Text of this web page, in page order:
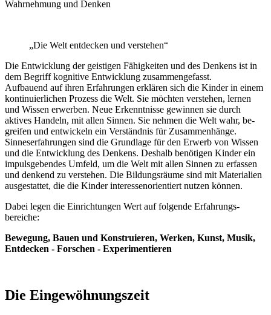
Wahrnehmung und Denken
„Die Welt entdecken und verstehen“
Die Entwicklung der geistigen Fähig­keiten und des Denkens ist in
dem Begriff kognitive Ent­wicklung zusammen­gefasst.
Aufbauend auf ihren Erfahr­ungen er­klären sich die Kinder in einem
kontinuier­lichen Prozess die Welt. Sie möchten ver­ste­hen, ler­nen
und Wissen erwerben. Neue Erkennt­nisse gewin­nen sie durch
aktives Handeln, mit allen Sinnen. Sie nehmen die Welt wahr, be­
greifen und entwickeln ein Ver­ständnis für Zu­sammen­hänge.
Sinnes­erfahr­ungen sind die Grund­lage für den Erwerb von Wissen
und die Entwick­lung des Denkens. Deshalb be­nö­tigen Kinder ein
impuls­gebendes Um­feld, um die Welt mit allen Sinnen zu er­fassen
und denkend zu ver­stehen. Die Bildungs­räume sind mit Materialien
aus­ge­stattet, die die Kinder interessen­orientiert nutzen können.
Dabei legen die Ein­richtungen Wert auf folgende Erfahrungs­
bereiche:
Bewegung, Bauen und Konstruieren, Werken, Kunst, Musik,
Entdecken - Forschen - Experimentieren
Die Eingewöhnungszeit